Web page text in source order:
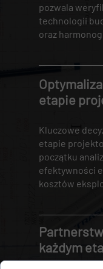
pozwala
technologii
oraz
etapie
Kluczowe
etapie
początku
efektywności
kosztów
każdym